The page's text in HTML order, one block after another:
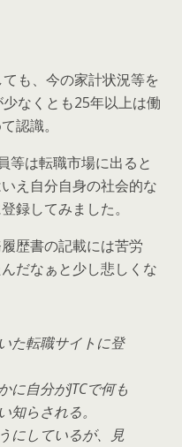
も、今の家計状況等を
なくとも25年以上は働
認識。
等は転職市場に出ると
え自分自身の社会的な
録してみました。
歴書の記載には苦労
だなぁと少し悲しくな
た転職サイトに登
自分がJTCで何も
知らされる。
にしているが、見